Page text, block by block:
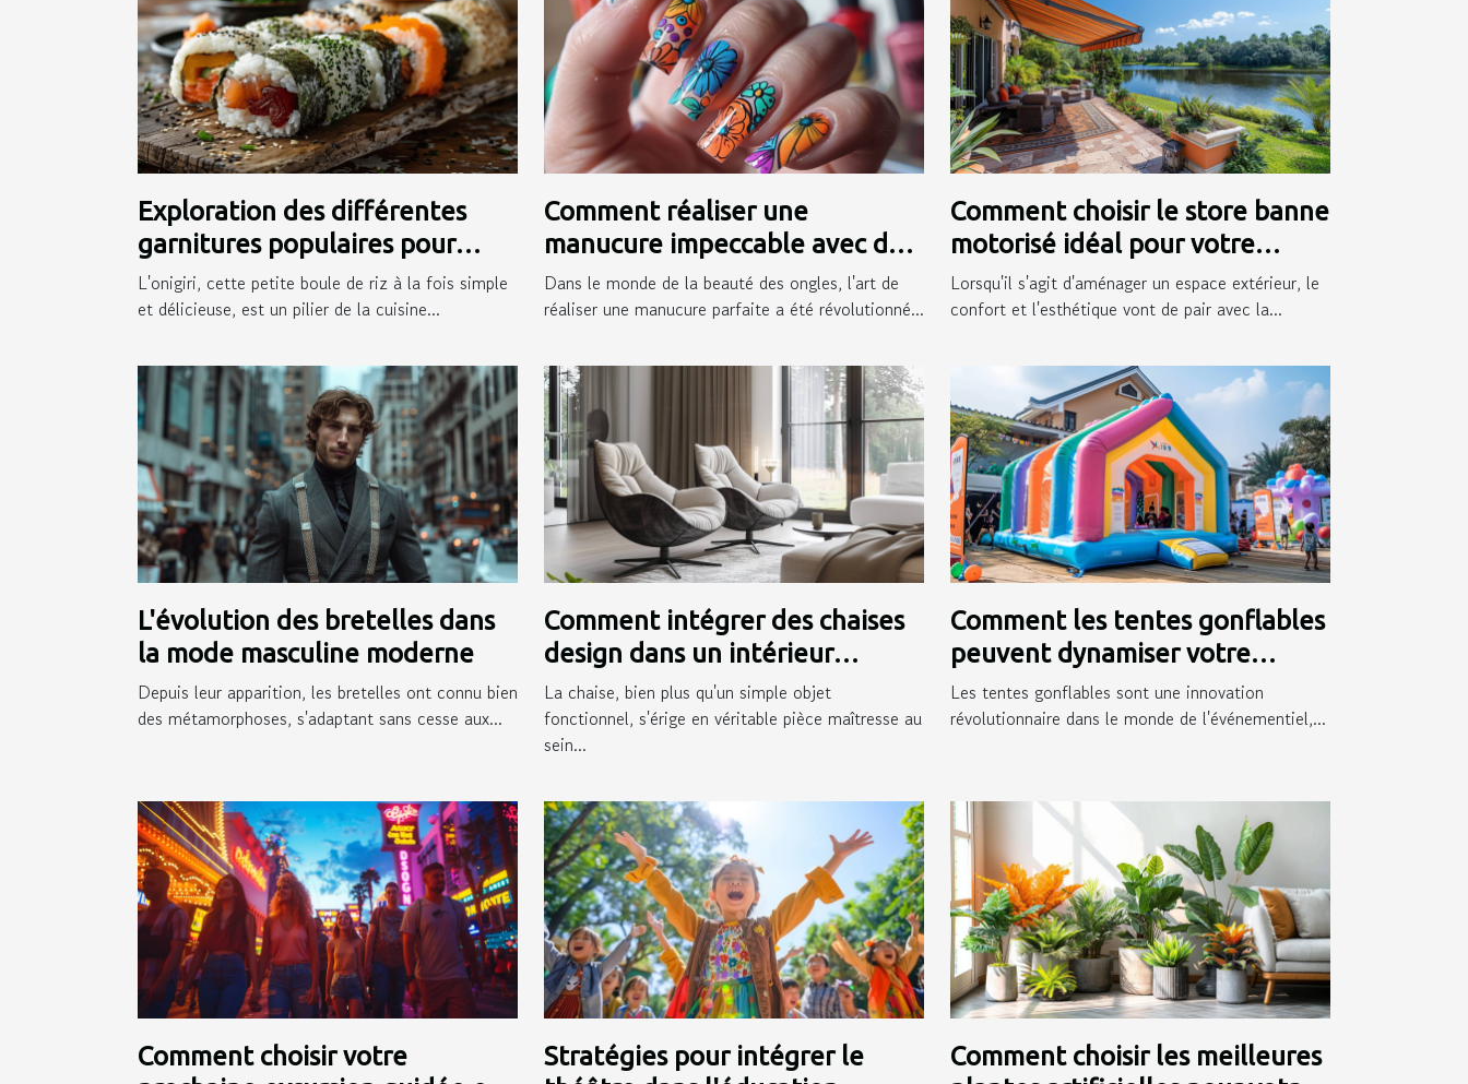
Exploration des différentes
garnitures populaires pour
onigiri
L'onigiri, cette petite boule de riz à la fois simple
et délicieuse, est un pilier de la cuisine...
Comment réaliser une
manucure impeccable avec des
autocollants pour ongles
Dans le monde de la beauté des ongles, l'art de
réaliser une manucure parfaite a été révolutionné...
Comment choisir le store banne
motorisé idéal pour votre
extérieur
Lorsqu'il s'agit d'aménager un espace extérieur, le
confort et l'esthétique vont de pair avec la...
L'évolution des bretelles dans
la mode masculine moderne
Depuis leur apparition, les bretelles ont connu bien
des métamorphoses, s'adaptant sans cesse aux...
Comment intégrer des chaises
design dans un intérieur
moderne
La chaise, bien plus qu'un simple objet
fonctionnel, s'érige en véritable pièce maîtresse au
sein...
Comment les tentes gonflables
peuvent dynamiser votre
présence événementielle
Les tentes gonflables sont une innovation
révolutionnaire dans le monde de l'événementiel,...
Comment choisir votre
Stratégies pour intégrer le
Comment choisir les meilleures